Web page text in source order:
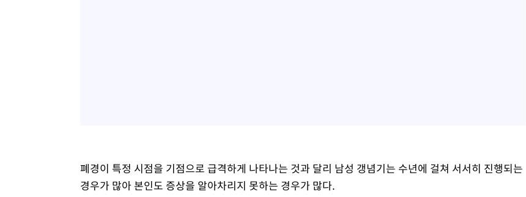
폐경이 특정 시점을 기점으로 급격하게 나타나는 것과 달리 남성 갱념기는 수년에 걸쳐 서서히 진행되는
경우가 많아 본인도 증상을 알아차리지 못하는 경우가 많다.